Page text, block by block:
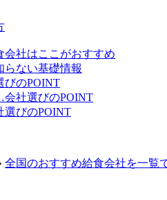
社はここがおすすめ
らない基礎情報
びのPOINT
会社選びのPOINT
選びのPOINT
全国のおすすめ給食会社を一覧